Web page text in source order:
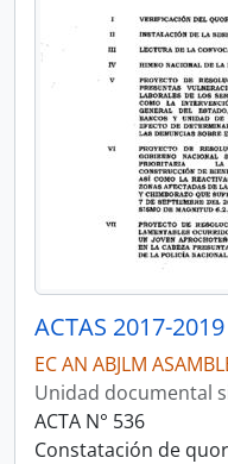
ACTAS 2017-2019
EC AN ABJLM
Unidad documental
ACTA N° 536
Constatación de